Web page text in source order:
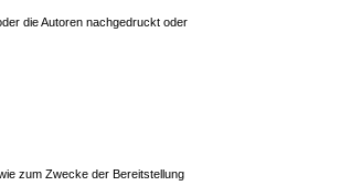
die Autoren nachgedruckt oder
zum Zwecke der Bereitstellung